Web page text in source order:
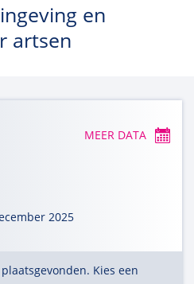
en
artsen
MEER DATA
2025
Kies een